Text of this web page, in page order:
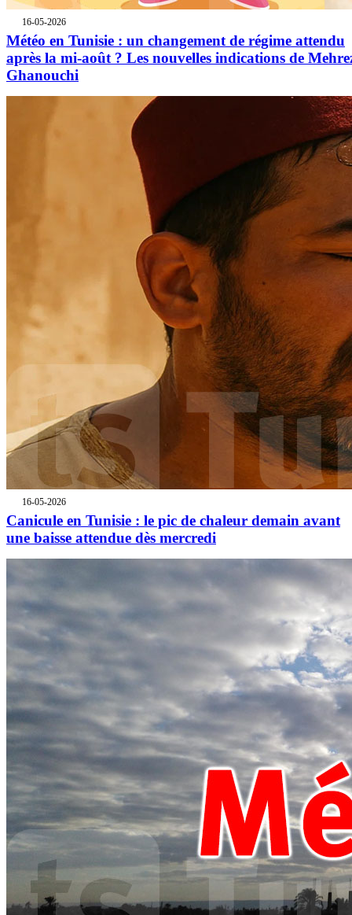
16-05-2026
Météo en Tunisie : un changement de régime attendu
après la mi-août ? Les nouvelles indications de
Ghanouchi
16-05-2026
Canicule en Tunisie : le pic de chaleur demain avant
une baisse attendue dès mercredi